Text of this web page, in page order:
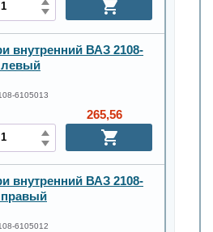
внутренний ВАЗ 2108-
левый
6105013
265,56
внутренний ВАЗ 2108-
правый
6105012